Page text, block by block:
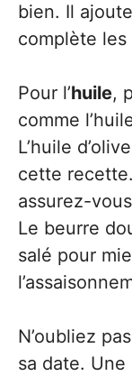
bien. Il
complète les
Pour l’huile,
comme
L’huile
cette
assurez-
Le beurre
salé pour
N’oubliez
sa date.